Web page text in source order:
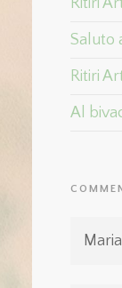
Ritiri
Saluto
Ritiri
Al
Maria